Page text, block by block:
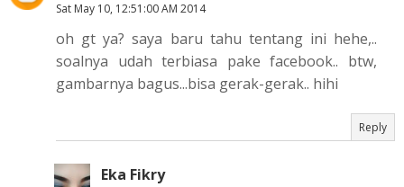
Sat May 10, 12:51:00 AM 2014
oh gt ya? saya baru tahu tentang ini hehe,..
soalnya udah terbiasa pake facebook.. btw,
gambarnya bagus...bisa gerak-gerak.. hihi
Reply
Eka Fikry